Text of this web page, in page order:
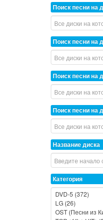
Поиск песни на
Поиск песни на
Поиск песни на
Поиск песни на
Название диска
Категория